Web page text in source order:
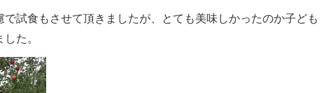
試食もさせて頂きましたが、とても美味しかったのか子ども
た。